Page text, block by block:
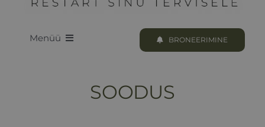
Menüü BRONEERIMINE
SOODUS